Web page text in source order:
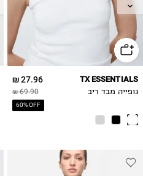
L
27.96 ₪
69.90 ₪
60% OFF
TX ESSENTIALS
גופייה מבד ריב